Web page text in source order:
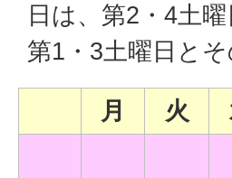
日は、第2・4土
第1・3土曜日と
月 火